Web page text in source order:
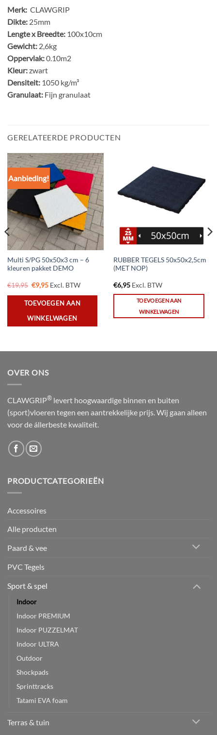
Merk: CLAWGRIP
Dikte: 25mm
Lengte x Breedte: 100x10cm
Gewicht: 2,6kg
Oppervlak:0.10m2
Kleur:zwart
Densiteit: 1050 kg/m³
Granulaat: Fijn granulaat
GERELATEERDE PRODUCTEN
Aanbieding!
Multi S/PG 50x50x3 cm – 6
kleuren pakket DEMO
€19,95 Oorspronkelijke
prijs
was:
€19,95.
€9,95Huidige
is:
€9,95.
Excl. BTW
TOEVOEGEN AAN
WINKELWAGEN
RUBBER TEGELS 50x50x2,5cm
(MET NOP)
€6,95Excl. BTW
TOEVOEGEN AAN
WINKELWAGEN
OVER ONS
CLAWGRIP® levert hoogwaardige binnen en buiten
(sport)vloeren tegen een aantrekkelijke prijs. Wij gaan alleen
voor de állerbeste kwaliteit.
PRODUCTCATEGORIEËN
Accessoires
Alle producten
Paard & vee
PVC Tegels
Sport & spel
Indoor
Indoor PREMIUM
Indoor PUZZELMAT
Indoor ULTRA
Outdoor
Shockpads
Sprinttracks
Tatami EVA foam
Terras & tuin